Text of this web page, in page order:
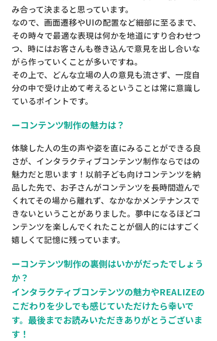
み合って決まると思っています。
なので、画面遷移やUIの配置など細部に至るまで、
その時々で最適な表現は何かを地道にすり合わせつ
つ、時にはお客さんも巻き込んで意見を出し合いな
がら作っていくことが多いですね。
その上で、どんな立場の人の意見も流さず、一度自
分の中で受け止めて考えるということは常に意識し
ているポイントです。
ーコンテンツ制作の魅力は？
体験した人の生の声や姿を直にみることができる良
さが、インタラクティブコンテンツ制作ならではの
魅力だと思います！以前子ども向けコンテンツを納
品した先で、お子さんがコンテンツを長時間遊んで
くれてその場から離れず、なかなかメンテナンスで
きないということがありました。夢中になるほどコ
ンテンツを楽しんでくれたことが個人的にはすごく
嬉しくて記憶に残っています。
ーコンテンツ制作の裏側はいかがだったでしょう
か？
インタラクティブコンテンツの魅力やREALIZEの
こだわりを少しでも感じていただけたら幸いで
す。最後までお読みいただきありがとうございま
す！